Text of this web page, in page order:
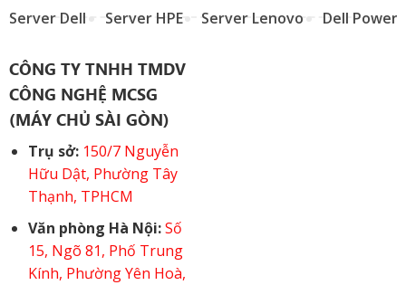
Server Dell Server HPE Server Lenovo Dell
CÔNG TY TNHH TMDV
CÔNG NGHỆ MCSG
(MÁY CHỦ SÀI GÒN)
Trụ sở: 150/7 Nguyễn
Hữu Dật, Phường Tây
Thạnh, TPHCM
Văn phòng Hà Nội: Số
15, Ngõ 81, Phố Trung
Kính, Phường Yên Hoà,